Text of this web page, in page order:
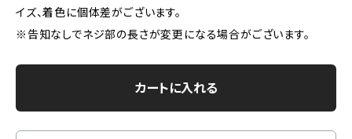
イズ、着色に個体差がございます。
※告知なしでネジ部の長さが変更になる場合がございます。
カートに入れる